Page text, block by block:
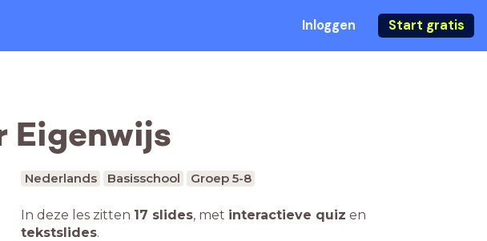
Inloggen Start gratis
Eigenwijs
Nederlands Basisschool Groep 5-8
In deze les zitten 17 slides, met interactieve quiz en
tekstslides.